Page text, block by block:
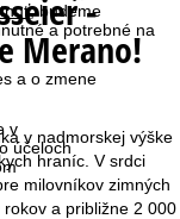
, budeme
a potrebné na
a o zmene
v
účeloch
-
Merano!
v nadmorskej výške
hraníc. V srdci
milovníkov zimných
a približne 2 000